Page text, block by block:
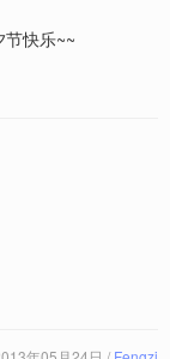
节快乐~~